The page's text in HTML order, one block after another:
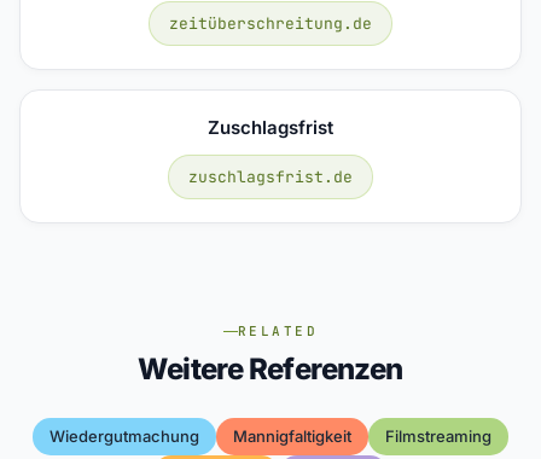
zeitüberschreitung.de
Zuschlagsfrist
zuschlagsfrist.de
RELATED
Weitere Referenzen
Wiedergutmachung Mannigfaltigkeit Filmstreaming